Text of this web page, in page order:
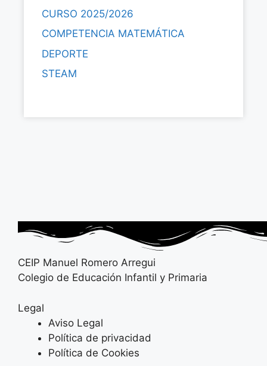
CURSO 2025/2026
COMPETENCIA MATEMÁTICA
DEPORTE
STEAM
CEIP Manuel Romero Arregui
Colegio de Educación Infantil y Primaria
Legal
Aviso Legal
Política de privacidad
Política de Cookies